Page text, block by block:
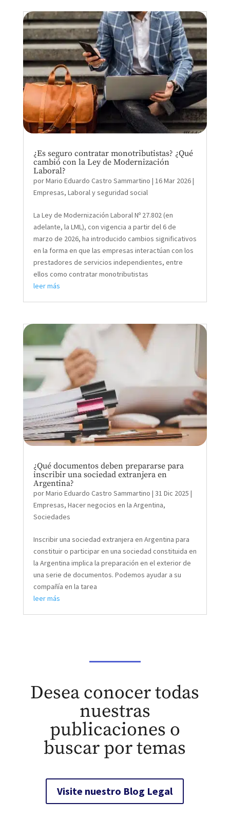
¿Es seguro contratar monotributistas? ¿Qué
cambió con la Ley de Modernización
Laboral?
porMario Eduardo Castro Sammartino | 16 Mar 2026|
Empresas, Laboral y seguridad social
La Ley de Modernización Laboral Nº 27.802 (en
adelante, la LML), con vigencia a partir del 6 de
marzo de 2026, ha introducido cambios significativos
en la forma en que las empresas interactúan con los
prestadores de servicios independientes, entre
ellos como contratar monotributistas
leer más
¿Qué documentos deben prepararse para
inscribir una sociedad extranjera en
Argentina?
porMario Eduardo Castro Sammartino | 31 Dic 2025 |
Empresas, Hacer negocios en la Argentina,
Sociedades
Inscribir una sociedad extranjera en Argentina para
constituir o participar en una sociedad constituida en
la Argentina implica la preparación en el exterior de
una serie de documentos. Podemos ayudar a su
compañía en la tarea
leer más
Desea conocer todas
nuestras
publicaciones o
buscar por temas
Visite nuestro Blog Legal